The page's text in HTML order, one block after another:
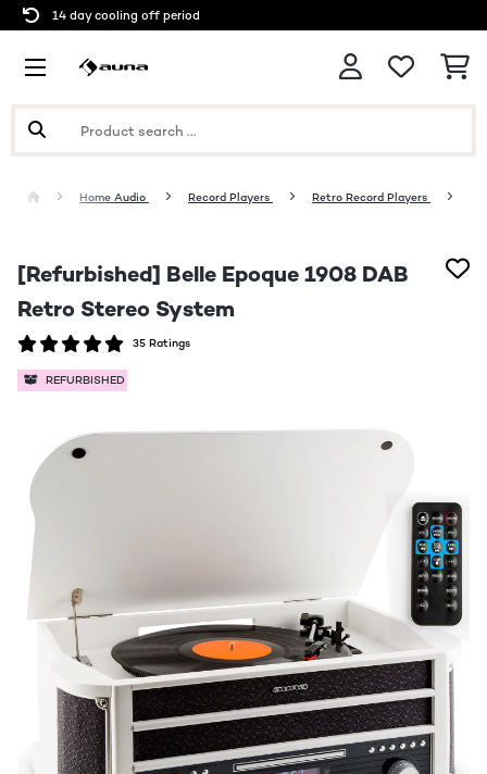
14 day cooling off period
Home Audio Record Players Retro Record Players
[Refurbished] Belle Epoque 1908 DAB
Retro Stereo System
35 Ratings
REFURBISHED